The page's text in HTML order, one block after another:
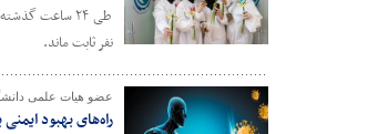
نفر ثابت ماند.
عضو هیات علمی
راه‌های بهبود